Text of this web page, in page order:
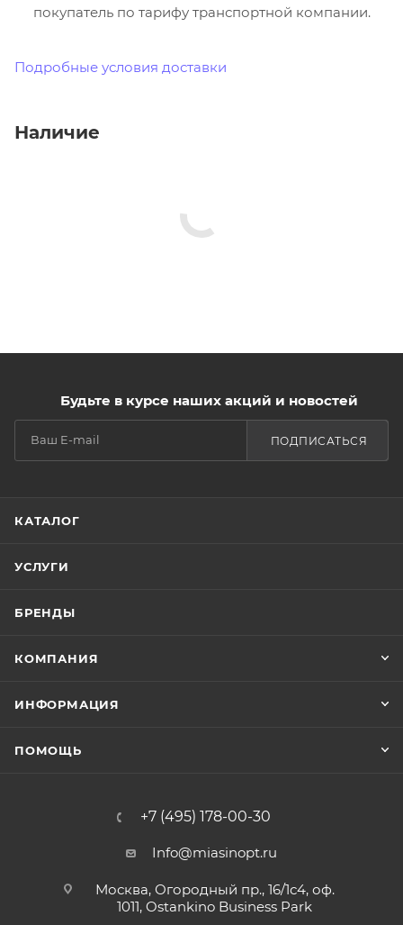
покупатель по тарифу транспортной компании.
Подробные условия доставки
Наличие
Будьте в курсе наших акций и новостей
ПОДПИСАТЬСЯ
КАТАЛОГ
УСЛУГИ
БРЕНДЫ
КОМПАНИЯ
ИНФОРМАЦИЯ
ПОМОЩЬ
+7 (495) 178-00-30
Info@miasinopt.ru
Москва, Огородный пр., 16/1с4, оф.
1011, Ostankino Business Park